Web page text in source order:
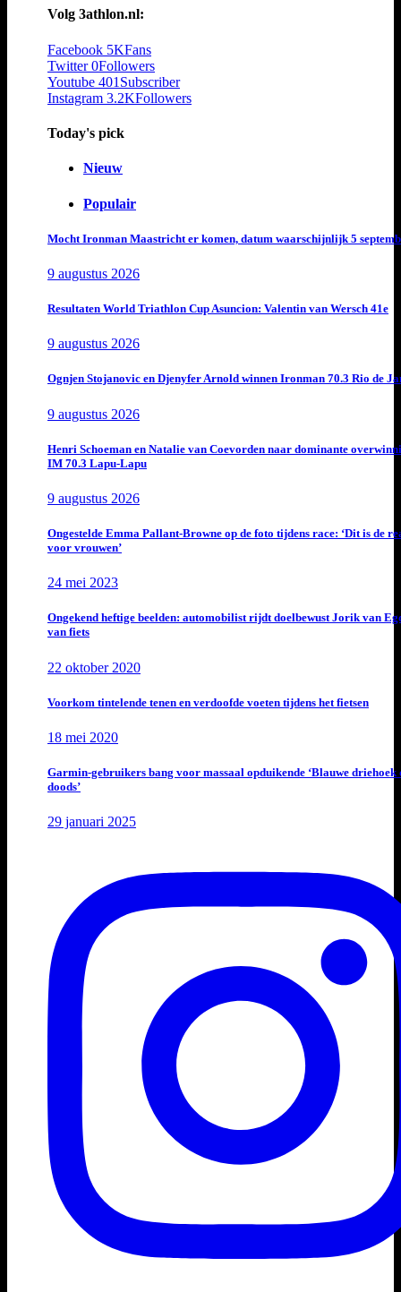
Volg 3athlon.nl:
Facebook 5KFans
Twitter 0Followers
Youtube 401 Subscriber
Instagram 3.2KFollowers
Today's pick
Nieuw
Populair
Mocht Ironman Maastricht er komen, datum waarschijnlijk 5
9 augustus 2026
Resultaten World Triathlon Cup Asuncion: Valentin van Wersch 41e
9 augustus 2026
Ognjen Stojanovic en Djenyfer Arnold winnen Ironman 70.3 Rio de
9 augustus 2026
Henri Schoeman en Natalie van Coevorden naar dominante
IM 70.3 Lapu-Lapu
9 augustus 2026
Ongestelde Emma Pallant-Browne op de foto tijdens race: ‘Dit is de
voor vrouwen’
24 mei 2023
Ongekend heftige beelden: automobilist rijdt doelbewust Jorik van
van fiets
22 oktober 2020
Voorkom tintelende tenen en verdoofde voeten tijdens het fietsen
18 mei 2020
Garmin-gebruikers bang voor massaal opduikende ‘Blauwe driehoek
doods’
29 januari 2025